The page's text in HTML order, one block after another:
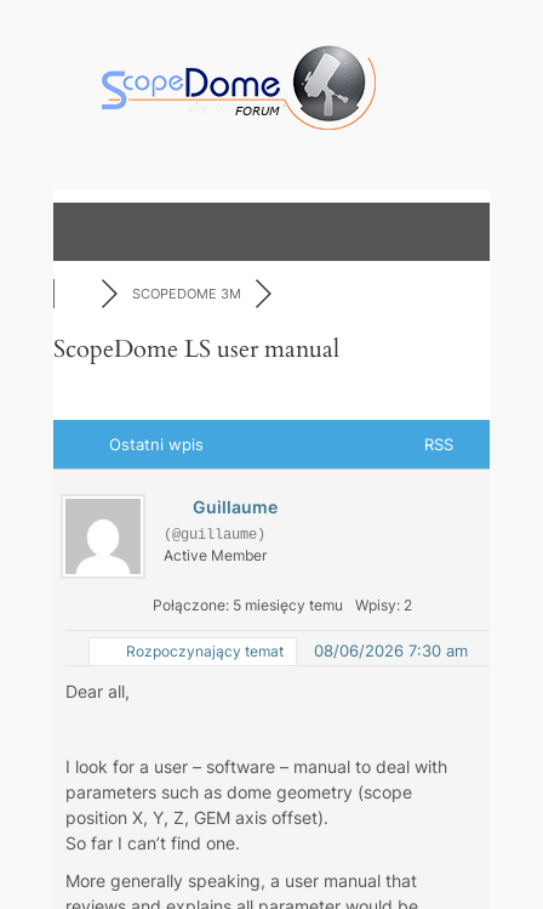
SCOPEDOME 3M
ScopeDome LS user manual
Ostatni wpis RSS
Guillaume
(@guillaume)
Active Member
Połączone: 5 miesięcy temu Wpisy: 2
Rozpoczynający temat 08/06/2026 7:30 am
Dear all,
I look for a user – software – manual to deal with
parameters such as dome geometry (scope
position X, Y, Z, GEM axis offset).
So far I can’t find one.
More generally speaking, a user manual that